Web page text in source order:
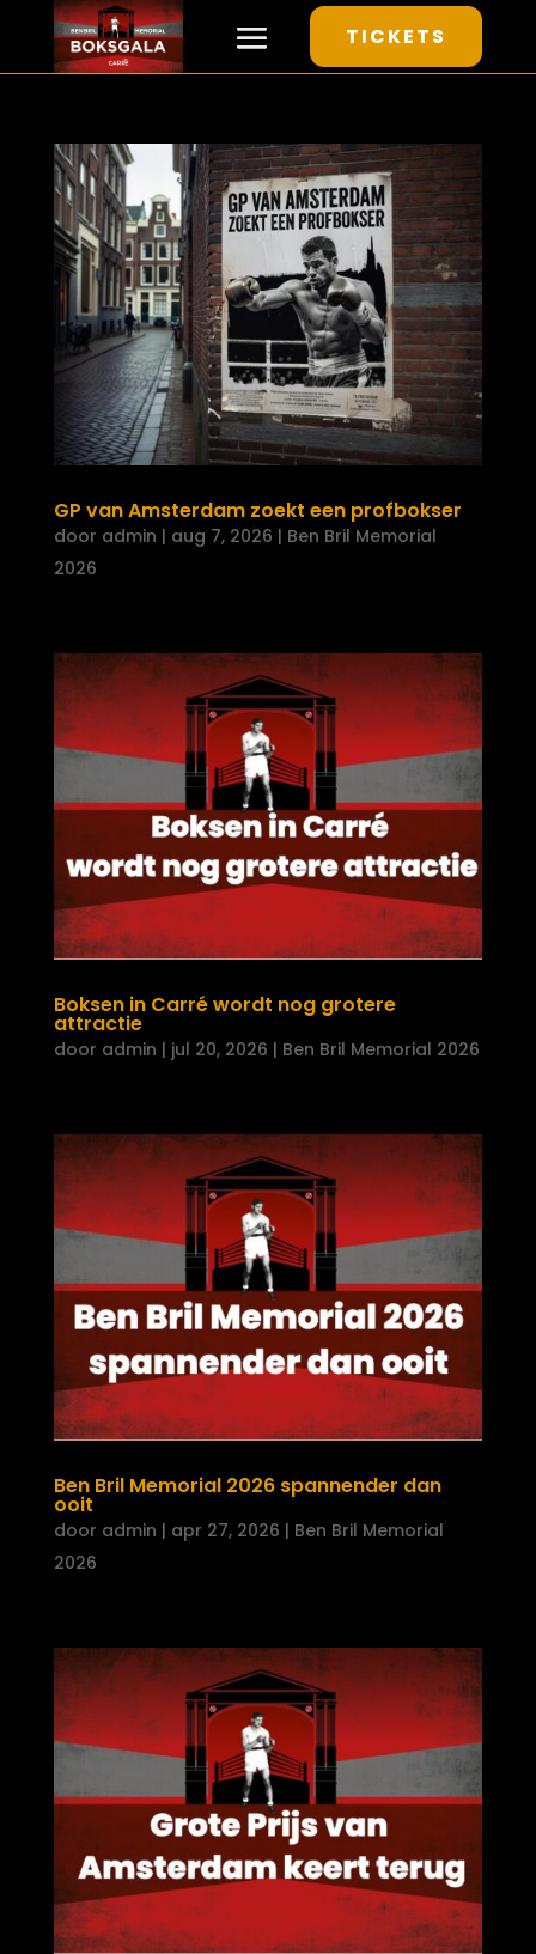
TICKETS
GP van Amsterdam zoekt een profbokser
door admin | aug 7, 2026 | Ben Bril Memorial
2026
Boksen in Carré wordt nog grotere
attractie
door admin | jul 20, 2026 | Ben Bril Memorial 2026
Ben Bril Memorial 2026 spannender dan
ooit
door admin | apr 27, 2026 | Ben Bril Memorial
2026